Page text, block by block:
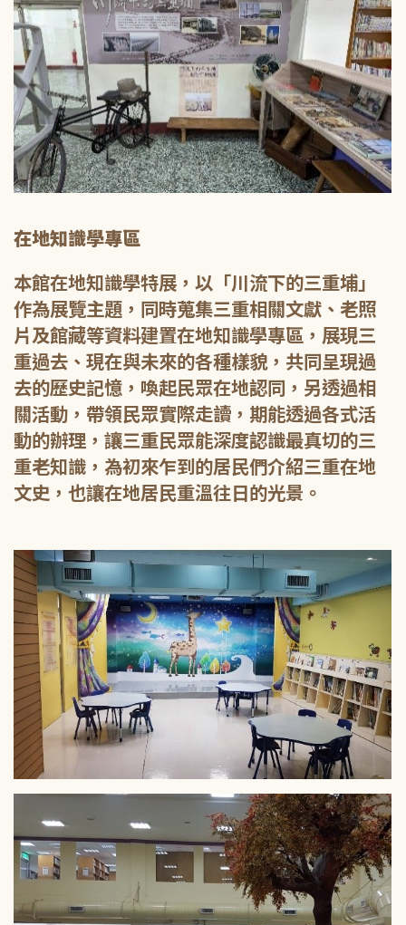
在地知識學專區
本館在地知識學特展，以「川流下的三重埔」
作為展覽主題，同時蒐集三重相關文獻、老照
片及館藏等資料建置在地知識學專區，展現三
重過去、現在與未來的各種樣貌，共同呈現過
去的歷史記憶，喚起民眾在地認同，另透過相
關活動，帶領民眾實際走讀，期能透過各式活
動的辦理，讓三重民眾能深度認識最真切的三
重老知識，為初來乍到的居民們介紹三重在地
文史，也讓在地居民重溫往日的光景。